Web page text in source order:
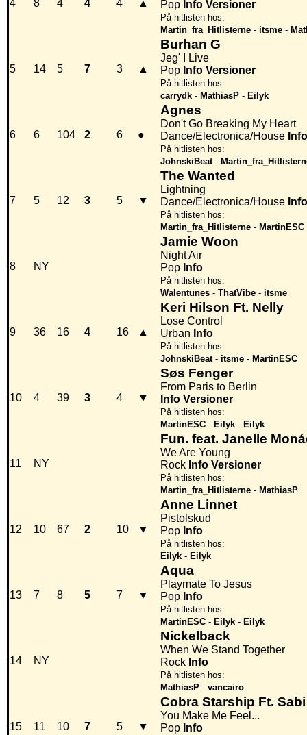
4 8 4 4 4 ▲
Pop Info Versioner
På hitlisten hos:
Martin_fra_Hitlisterne - itsme -
5 14 5 7 3 ▲
Burhan G
Jeg' I Live
Pop Info Versioner
På hitlisten hos:
carrydk - MathiasP - Eilyk
6 6 104 2 6 ●
Agnes
Don't Go Breaking My Heart
Dance/Electronica/House Info
På hitlisten hos:
JohnskiBeat-
7 5 12 3 5 ▼
The Wanted
Lightning
Dance/Electronica/House Info
På hitlisten hos:
Martin_fra_Hitlisterne - MartinESC
8 NY
Jamie Woon
Night Air
Pop Info
På hitlisten hos:
Walentunes - ThatVibe - itsme
9 36 16 4 16 ▲
Keri Hilson Ft. Nelly
Lose Control
Urban Info
På hitlisten hos:
JohnskiBeat- itsme - MartinESC
10 4 39 3 4 ▼
Søs Fenger
From Paris to Berlin
Info Versioner
På hitlisten hos:
MartinESC - Eilyk - Eilyk
11 NY
Fun. feat. Janelle
We Are Young
Rock Info Versioner
På hitlisten hos:
Martin_fra_Hitlisterne - MathiasP
12 10 67 2 10 ▼
Anne Linnet
Pistolskud
Pop Info
På hitlisten hos:
Eilyk - Eilyk
13 7 8 5 7 ▼
Aqua
Playmate To Jesus
Pop Info
På hitlisten hos:
MartinESC - Eilyk - Eilyk
14 NY
Nickelback
When We Stand Together
Rock Info
På hitlisten hos:
MathiasP - vancairo
15 11 10 7 5 ▼
Cobra Starship Ft. Sabi
You Make Me Feel...
Pop Info